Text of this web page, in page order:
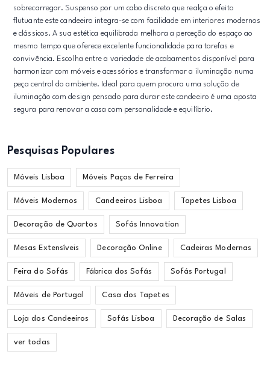
sobrecarregar. Suspenso por um cabo discreto que realça o efeito
flutuante este candeeiro integra-se com facilidade em interiores modernos
e clássicos. A sua estética equilibrada melhora a perceção do espaço ao
mesmo tempo que oferece excelente funcionalidade para tarefas e
convivência. Escolha entre a variedade de acabamentos disponível para
harmonizar com móveis e acessórios e transformar a iluminação numa
peça central do ambiente. Ideal para quem procura uma solução de
iluminação com design pensado para durar este candeeiro é uma aposta
segura para renovar a casa com personalidade e equilíbrio.
Pesquisas Populares
Móveis Lisboa Móveis Paços de Ferreira
Móveis Modernos Candeeiros Lisboa Tapetes Lisboa
Decoração de Quartos Sofás Innovation
Mesas Extensíveis Decoração Online Cadeiras Modernas
Feira do Sofás Fábrica dos Sofás Sofás Portugal
Móveis de Portugal Casa dos Tapetes
Loja dos Candeeiros Sofás Lisboa Decoração de Salas
ver todas